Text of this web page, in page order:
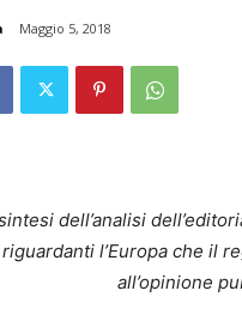
Maggio 5, 2018
dell’analisi
l’Europa che il
all’opinione